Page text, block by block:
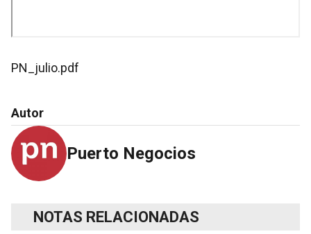
PN_julio.pdf
Autor
Puerto Negocios
NOTAS RELACIONADAS